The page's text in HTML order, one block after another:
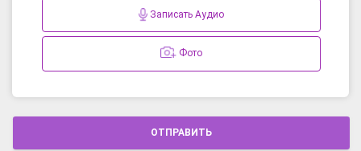
Записать Аудио
Фото
ОТПРАВИТЬ